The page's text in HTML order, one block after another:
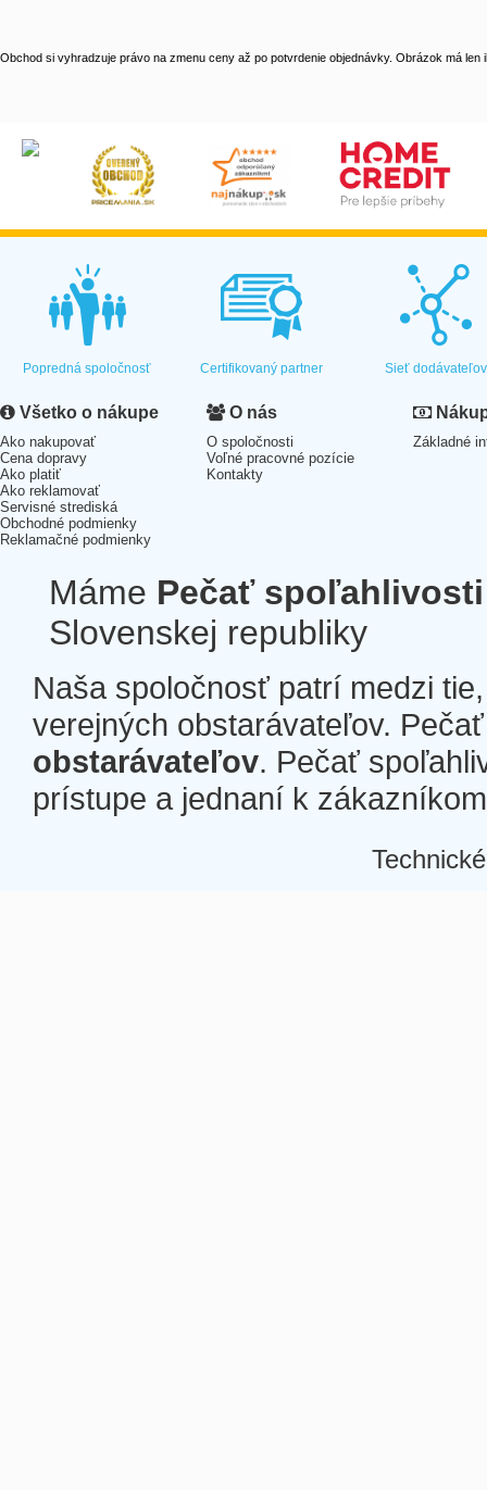
Obchod si vyhradzuje právo na zmenu ceny až po potvrdenie objednávky. Obrázok má len
Popredná spoločnosť Certifikovaný partner Sieť dodávateľov
Všetko o nákupe
Ako nakupovať
Cena dopravy
Ako platiť
Ako reklamovať
Servisné strediská
Obchodné podmienky
Reklamačné podmienky
O nás
O spoločnosti
Voľné pracovné pozície
Kontakty
Základné
Máme Pečať spoľahlivosti
Slovenskej republiky
Naša spoločnosť patrí medzi
verejných obstarávateľov.
obstarávateľov. Pečať
prístupe a jednaní k